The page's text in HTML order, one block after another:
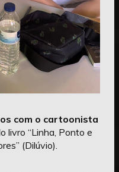
com o cartoonista
livro “Linha, Ponto e
(Dilúvio).